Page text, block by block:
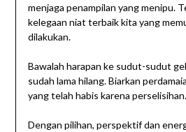
menjaga penampilan yang menipu.
kelegaan niat terbaik kita yang
dilakukan.
Bawalah harapan ke sudut-sudut
sudah lama hilang. Biarkan
yang telah habis karena perselisihan.
Dengan pilihan, perspektif dan